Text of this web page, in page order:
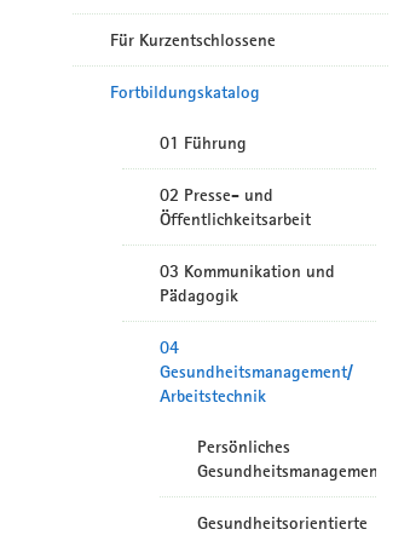
Für Kurzentschlossene
Fortbildungskatalog
01 Führung
02 Presse- und
Öffentlichkeitsarbeit
03 Kommunikation und
Pädagogik
04
Gesundheitsmanagement/
Arbeitstechnik
Persönliches
Gesundheitsmanagement
Gesundheitsorientierte